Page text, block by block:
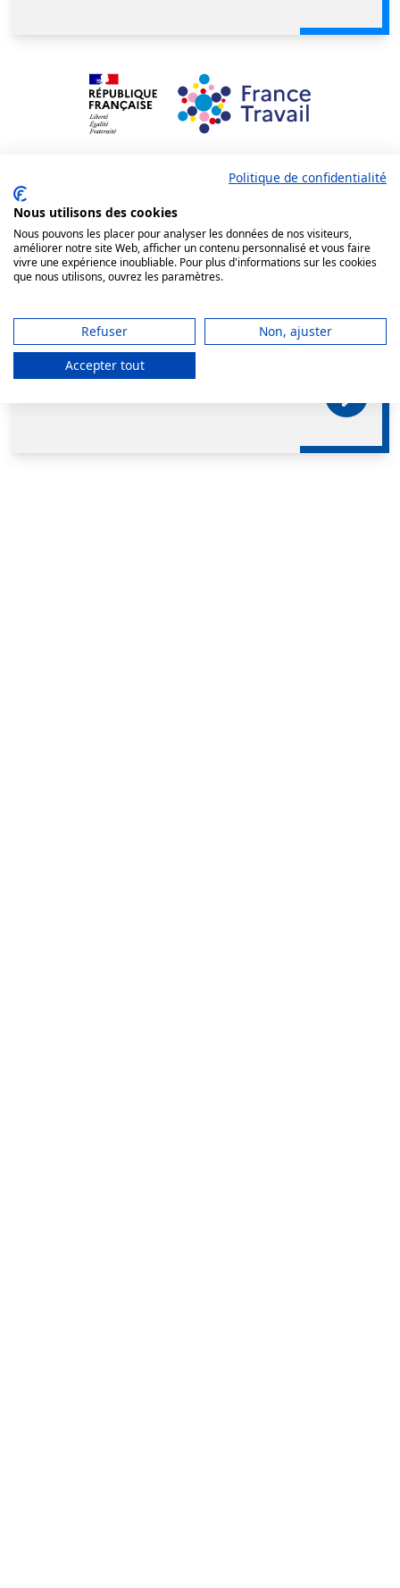
Formation (AIF)
Demandeur d'emploi, vous pouvez solliciter
france travail pour financer votre formation
Demandeur d'emploi
Politique de confidentialité
Nous utilisons des cookies
Nous pouvons les placer pour analyser les données de nos visiteurs,
améliorer notre site Web, afficher un contenu personnalisé et vous faire
vivre une expérience inoubliable. Pour plus d'informations sur les cookies
que nous utilisons, ouvrez les paramètres.
Refuser
Non, ajuster
Accepter tout